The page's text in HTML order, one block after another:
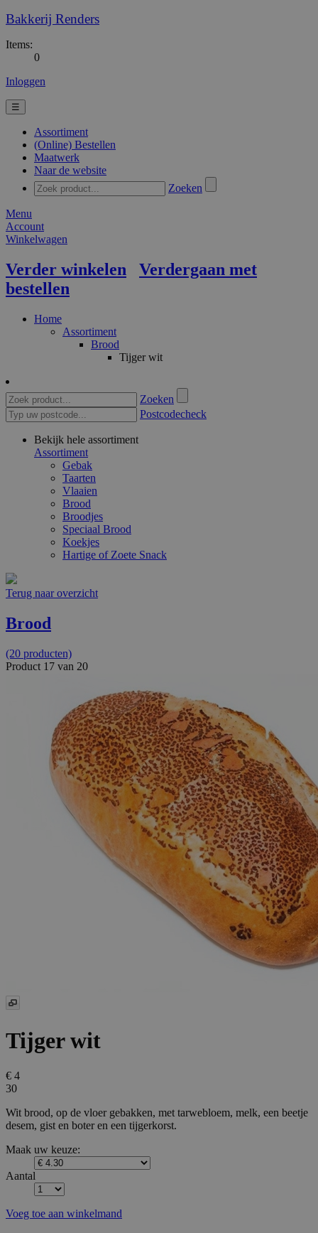
Bakkerij Renders
Items:
0
Inloggen
☰
Assortiment
(Online) Bestellen
Maatwerk
Naar de website
Zoeken
Menu
Account
Winkelwagen
Verder winkelen
Verdergaan met
bestellen
Home
Assortiment
Brood
Tijger wit
Zoeken
Postcodecheck
Bekijk hele assortiment
Assortiment
Gebak
Taarten
Vlaaien
Brood
Broodjes
Speciaal Brood
Koekjes
Hartige of Zoete Snack
Terug naar overzicht
Brood
(20 producten)
Product 17 van 20
Tijger wit
€ 4
30
Wit brood, op de vloer gebakken, met tarwebloem, melk, een beetje
desem, gist en boter en een tijgerkorst.
Maak uw keuze:
Aantal
Voeg toe aan winkelmand